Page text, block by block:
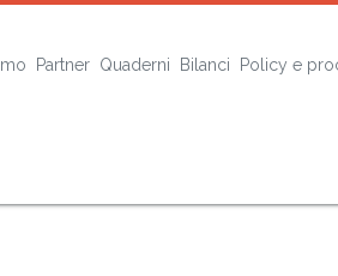
Partner Quaderni Bilanci Policy e